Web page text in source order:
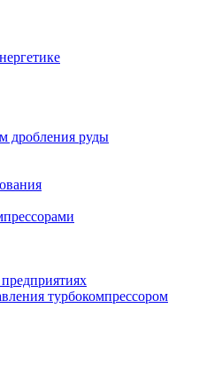
дробления руды
турбокомпрессором